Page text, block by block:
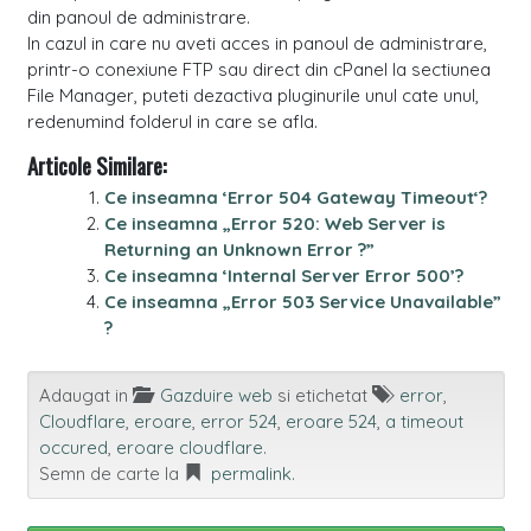
din panoul de administrare.
In cazul in care nu aveti acces in panoul de administrare,
printr-o conexiune FTP sau direct din cPanel la sectiunea
File Manager, puteti dezactiva pluginurile unul cate unul,
redenumind folderul in care se afla.
Articole Similare:
Ce inseamna ‘Error 504 Gateway Timeout‘?
Ce inseamna „Error 520: Web Server is
Returning an Unknown Error ?”
Ce inseamna ‘Internal Server Error 500’?
Ce inseamna „Error 503 Service Unavailable”
?
Adaugat in Gazduire web si etichetat error,
Cloudflare, eroare, error 524, eroare 524, a timeout
occured, eroare cloudflare.
Semn de carte la
permalink.